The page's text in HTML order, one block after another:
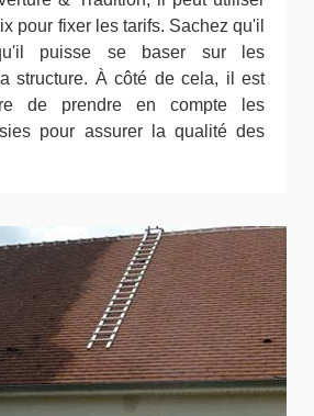
pour fixer les tarifs. Sachez qu'il
puisse se baser sur les
structure. À côté de cela, il est
de prendre en compte les
pour assurer la qualité des